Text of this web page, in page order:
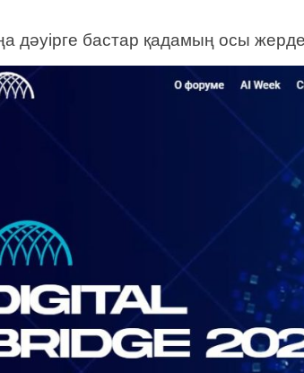
дәуірге бастар қадамың осы